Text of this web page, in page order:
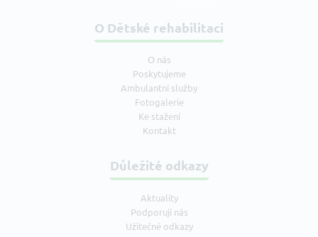
O Dětské rehabilitaci
O nás
Poskytujeme
Ambulantní služby
Fotogalerie
Ke stažení
Kontakt
Důležité odkazy
Aktuality
Podporují nás
Užitečné odkazy